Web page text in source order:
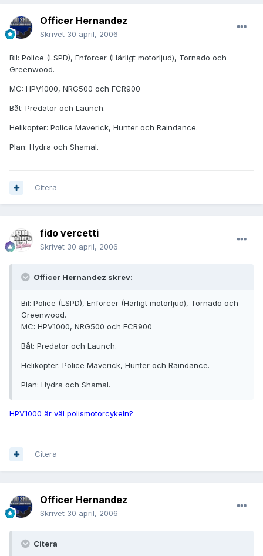
Officer Hernandez
Skrivet 30 april, 2006
Bil: Police (LSPD), Enforcer (Härligt motorljud), Tornado och
Greenwood.
MC: HPV1000, NRG500 och FCR900
Båt: Predator och Launch.
Helikopter: Police Maverick, Hunter och Raindance.
Plan: Hydra och Shamal.
Citera
fido vercetti
Skrivet 30 april, 2006
Officer Hernandez skrev:
Bil: Police (LSPD), Enforcer (Härligt motorljud), Tornado och
Greenwood.
MC: HPV1000, NRG500 och FCR900
Båt: Predator och Launch.
Helikopter: Police Maverick, Hunter och Raindance.
Plan: Hydra och Shamal.
HPV1000 är väl polismotorcykeln?
Citera
Officer Hernandez
Skrivet 30 april, 2006
Citera